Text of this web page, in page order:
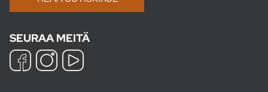
SEURAA MEITÄ